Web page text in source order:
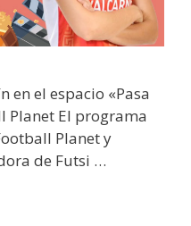
en el espacio «Pasa
Planet El programa
Planet y
de Futsi …